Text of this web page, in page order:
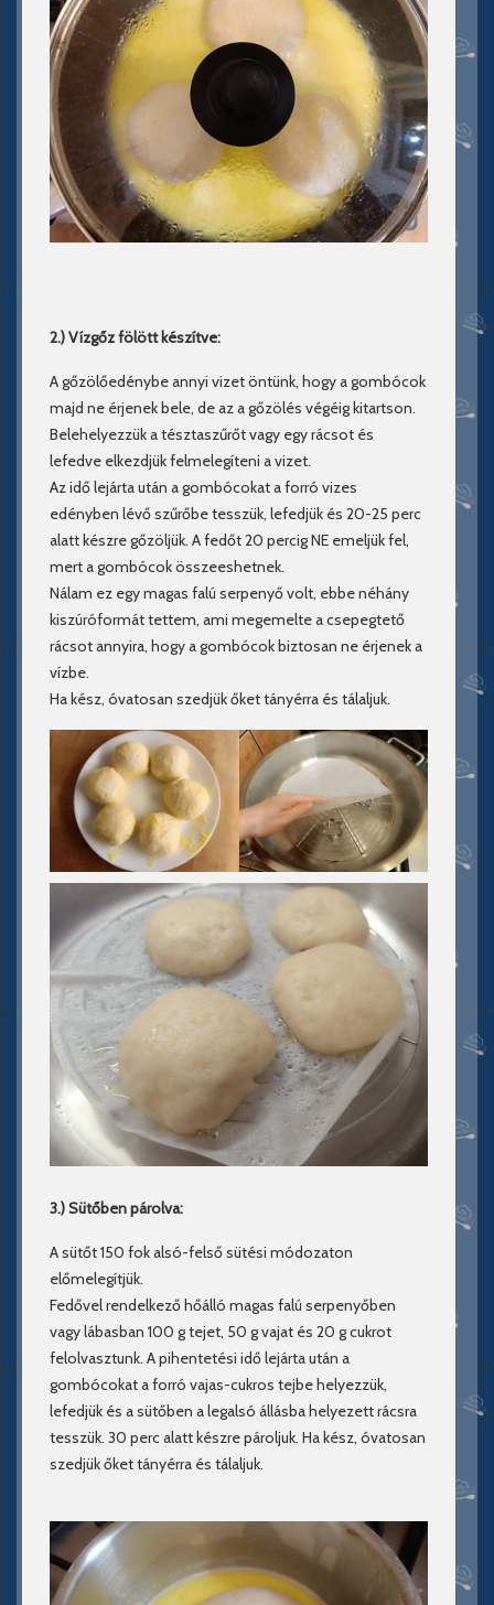
2.) Vízgőz fölött készítve:
A gőzölőedénybe annyi vizet öntünk, hogy a gombócok
majd ne érjenek bele, de az a gőzölés végéig kitartson.
Belehelyezzük a tésztaszűrőt vagy egy rácsot és
lefedve elkezdjük felmelegíteni a vizet.
Az idő lejárta után a gombócokat a forró vizes
edényben lévő szűrőbe tesszük, lefedjük és 20-25 perc
alatt készre gőzöljük. A fedőt 20 percig NE emeljük fel,
mert a gombócok összeeshetnek.
Nálam ez egy magas falú serpenyő volt, ebbe néhány
kiszúróformát tettem, ami megemelte a csepegtető
rácsot annyira, hogy a gombócok biztosan ne érjenek a
vízbe.
Ha kész, óvatosan szedjük őket tányérra és tálaljuk.
3.) Sütőben párolva:
A sütőt 150 fok alsó-felső sütési módozaton
előmelegítjük.
Fedővel rendelkező hőálló magas falú serpenyőben
vagy lábasban 100 g tejet, 50 g vajat és 20 g cukrot
felolvasztunk. A pihentetési idő lejárta után a
gombócokat a forró vajas-cukros tejbe helyezzük,
lefedjük és a sütőben a legalsó állásba helyezett rácsra
tesszük. 30 perc alatt készre pároljuk. Ha kész, óvatosan
szedjük őket tányérra és tálaljuk.